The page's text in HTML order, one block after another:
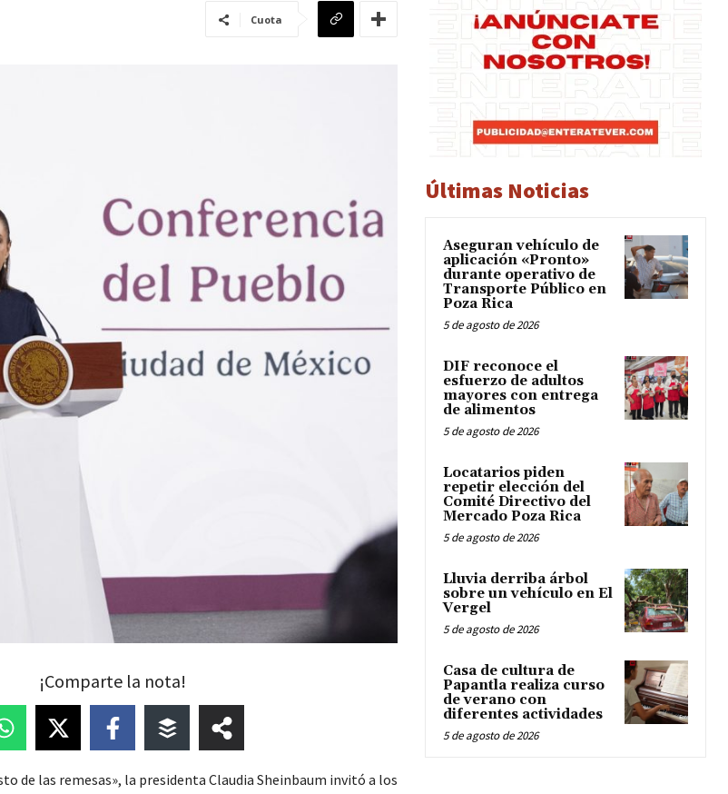
Cuota
¡Comparte la nota!
de las remesas», la presidenta Claudia Sheinbaum invitó a los
Últimas Noticias
Aseguran vehículo de
aplicación «Pronto»
durante operativo de
Transporte Público en
Poza Rica
5 de agosto de 2026
DIF reconoce el
esfuerzo de adultos
mayores con entrega
de alimentos
5 de agosto de 2026
Locatarios piden
repetir elección del
Comité Directivo del
Mercado Poza Rica
5 de agosto de 2026
Lluvia derriba árbol
sobre un vehículo en El
Vergel
5 de agosto de 2026
Casa de cultura de
Papantla realiza curso
de verano con
diferentes actividades
5 de agosto de 2026